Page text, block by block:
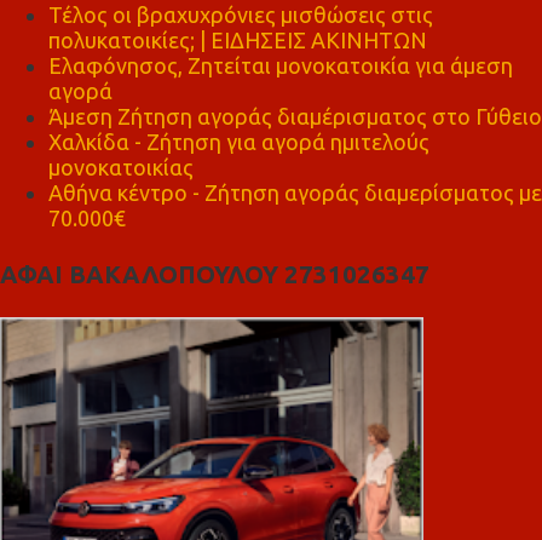
Τέλος οι βραχυχρόνιες μισθώσεις στις
πολυκατοικίες; | ΕΙΔΗΣΕΙΣ ΑΚΙΝΗΤΩΝ
Ελαφόνησος, Ζητείται μονοκατοικία για άμεση
αγορά
Άμεση Ζήτηση αγοράς διαμέρισματος στο Γύθειο
Χαλκίδα - Ζήτηση για αγορά ημιτελούς
μονοκατοικίας
Αθήνα κέντρο - Ζήτηση αγοράς διαμερίσματος με
70.000€
ΑΦΑΙ ΒΑΚΑΛΟΠΟΥΛΟΥ 2731026347